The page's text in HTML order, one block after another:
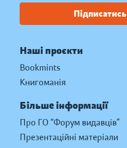
Підписатись
Наші проєкти
Bookmints
Книгоманія
Більше інформації
Про ГО “Форум видавців”
Презентаційні матеріали